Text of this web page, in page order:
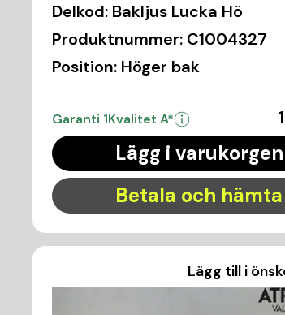
Delkod: Bakljus Lucka Hö
Produktnummer: C1004327
Position: Höger bak
Garanti 1Kvalitet A*
Lägg i varukorgen
Betala och hämta
Lägg till i